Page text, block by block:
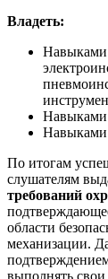
Владеть:
Навыками
Навыками
Навыками
По итогам
слушателям
требований
области
механизации.